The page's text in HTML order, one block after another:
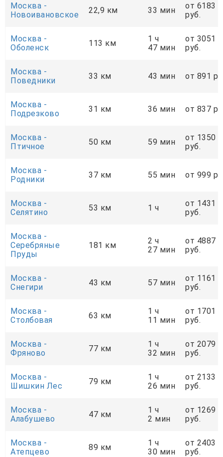
Москва -
Новоивановское
22,9 км 33 мин
от 6183
руб.
Москва -
Оболенск
113 км
1 ч
47 мин
от 3051
руб.
Москва -
Поведники
33 км 43 мин от 891
Москва -
Подрезково
31 км 36 мин от 837
Москва -
Птичное
50 км 59 мин
от 1350
руб.
Москва -
Родники
37 км 55 мин от 999
Москва -
Селятино
53 км 1 ч
от 1431
руб.
Москва -
Серебряные
Пруды
181 км
2 ч
27 мин
от 4887
руб.
Москва -
Снегири
43 км 57 мин
от 1161
руб.
Москва -
Столбовая
63 км
1 ч
11 мин
от 1701
руб.
Москва -
Фряново
77 км
1 ч
32 мин
от 2079
руб.
Москва -
Шишкин Лес
79 км
1 ч
26 мин
от 2133
руб.
Москва -
Алабушево
47 км
1 ч
2 мин
от 1269
руб.
Москва -
Атепцево
89 км
1 ч
30 мин
от 2403
руб.